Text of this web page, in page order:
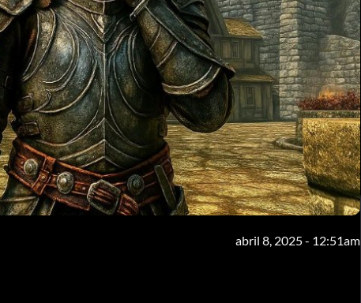
abril 8, 2025 - 12:51am